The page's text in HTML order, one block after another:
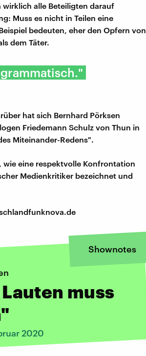
wirklich alle Beteiligten darauf
Muss es nicht in Teilen eine
bedeuten, eher den Opfern von
dem Täter.
hat sich Bernhard Pörksen
Friedemann Schulz von Thun in
Miteinander-Redens".
wie eine respektvolle Konfrontation
Medienkritiker bezeichnet und
Shownotes
muss
2020